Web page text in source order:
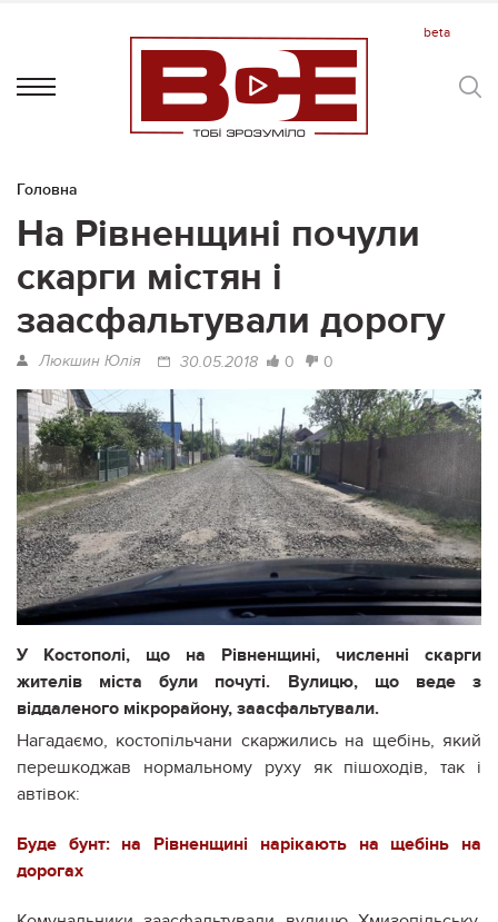
Головна
На Рівненщині почули
скарги містян і
заасфальтували дорогу
Люкшин Юлія 30.05.2018 0 0
У Костополі, що на Рівненщині, численні скарги
жителів міста були почуті. Вулицю, що веде з
віддаленого мікрорайону, заасфальтували.
Нагадаємо, костопільчани скаржились на щебінь, який
перешкоджав нормальному руху як пішоходів, так і
автівок:
Буде бунт: на Рівненщині нарікають на щебінь на
дорогах